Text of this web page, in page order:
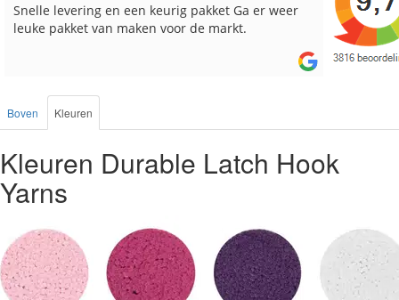
Snelle levering en een keurig pakket Ga er weer
leuke pakket van maken voor de markt.
Reeds
besteld,
Boven Kleuren
Kleuren Durable Latch Hook
Yarns